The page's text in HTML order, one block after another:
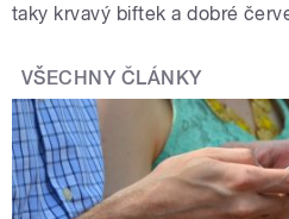
taky krvavý biftek a dobré
VŠECHNY ČLÁNKY